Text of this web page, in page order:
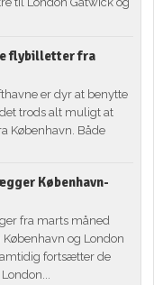
flybilletter fra
er dyr at benytte
trods alt muligt at
København. Både
København-
fra marts måned
og London
fortsætter de